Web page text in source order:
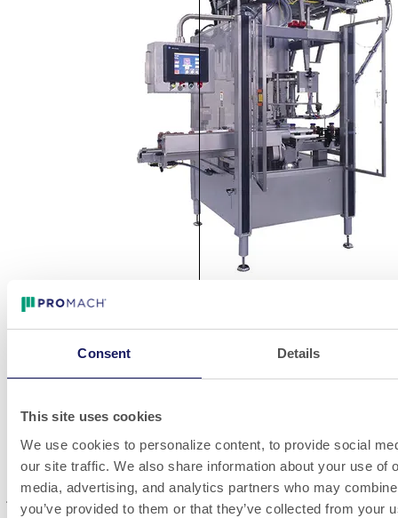
Consent Details
This site uses cookies
We use cookies to personalize content, to provide social
our site traffic. We also share information about your use of
media, advertising, and analytics partners who may
you’ve provided to them or that they’ve collected from your
VOIR
d’enfoncement s’appuient sur la technologie Pick-and-Place
éprouvée de Zalkin pour appliquer un grand choix de types et de
géométries de bouchons sur des flacons, à des cadences allant
jusqu’à 1 000 capsules par heure (60 000 cph)